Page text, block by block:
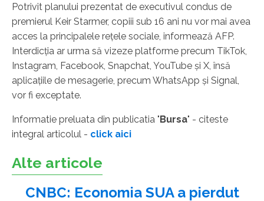
Potrivit planului prezentat de executivul condus de
premierul Keir Starmer, copiii sub 16 ani nu vor mai avea
acces la principalele reţele sociale, informează AFP.
Interdicţia ar urma să vizeze platforme precum TikTok,
Instagram, Facebook, Snapchat, YouTube şi X, însă
aplicaţiile de mesagerie, precum WhatsApp şi Signal,
vor fi exceptate.
Informatie preluata din publicatia "Bursa" - citeste
integral articolul - click aici
Alte articole
CNBC: Economia SUA a pierdut